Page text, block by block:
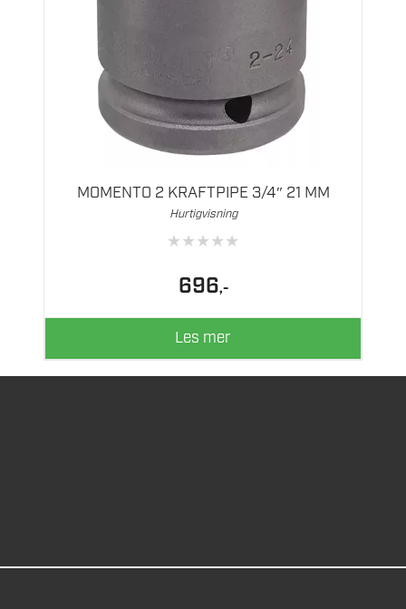
MOMENTO 2 KRAFTPIPE 3/4″ 21 MM
Hurtigvisning
★★★★★
696,-
Les mer